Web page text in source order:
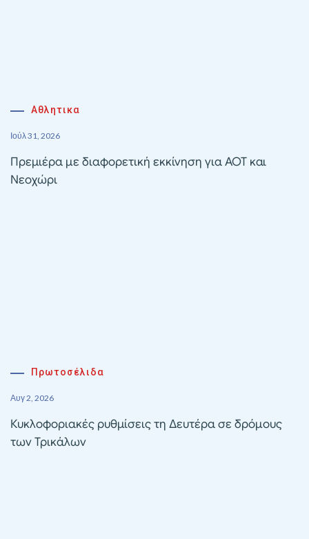
Αθλητικα
Ιούλ 31, 2026
Πρεμιέρα με διαφορετική εκκίνηση για ΑΟΤ και
Νεοχώρι
Πρωτοσέλιδα
Αυγ 2, 2026
Κυκλοφοριακές ρυθμίσεις τη Δευτέρα σε δρόμους
των Τρικάλων